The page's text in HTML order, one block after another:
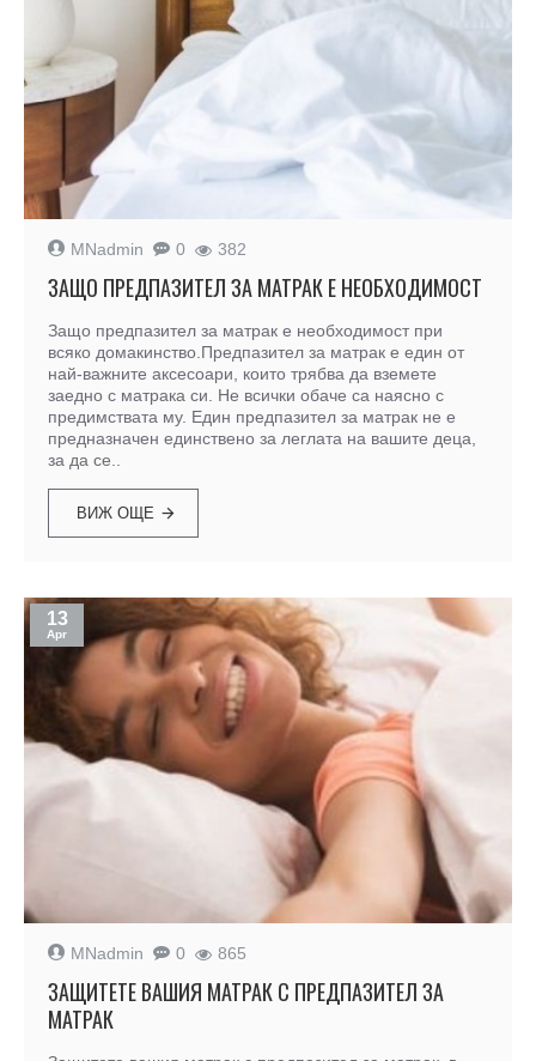
MNadmin 0 382
ЗАЩО ПРЕДПАЗИТЕЛ ЗА МАТРАК Е НЕОБХОДИМОСТ
Защо предпазител за матрак е необходимост при
всяко домакинство.Предпазител за матрак е един от
най-важните аксесоари, които трябва да вземете
заедно с матрака си. Не всички обаче са наясно с
предимствата му. Един предпазител за матрак не е
предназначен единствено за леглата на вашите деца,
за да се..
ВИЖ ОЩЕ
13
Apr
MNadmin 0 865
ЗАЩИТЕТЕ ВАШИЯ МАТРАК С ПРЕДПАЗИТЕЛ ЗА
МАТРАК